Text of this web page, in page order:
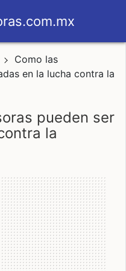
Como las
en la lucha contra la
la